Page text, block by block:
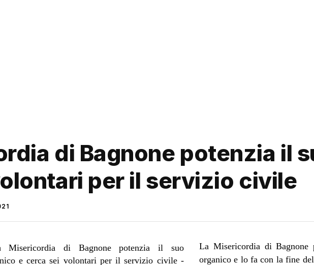
di Bagnone potenzia il
per il servizio civile
La Misericordia di Bagnone
organico e lo fa con la fine